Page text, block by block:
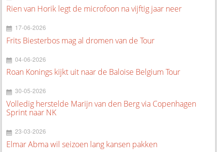
Rien van Horik legt de microfoon na vijftig jaar neer
17-06-2026
Frits Biesterbos mag al dromen van de Tour
04-06-2026
Roan Konings kijkt uit naar de Baloise Belgium Tour
30-05-2026
Volledig herstelde Marijn van den Berg via Copenhagen
Sprint naar NK
23-03-2026
Elmar Abma wil seizoen lang kansen pakken